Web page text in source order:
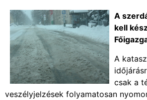
A
kell
A
csak a
veszélyjelzések folyamatosan